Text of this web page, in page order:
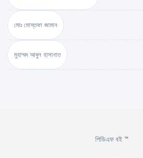
মোঃ মোস্তফা জামান
মুহাম্মদ আবুল হাসানাত
পিডিএফ বই ™